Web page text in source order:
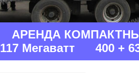
АРЕНДА
117 Мегаватт 400 +